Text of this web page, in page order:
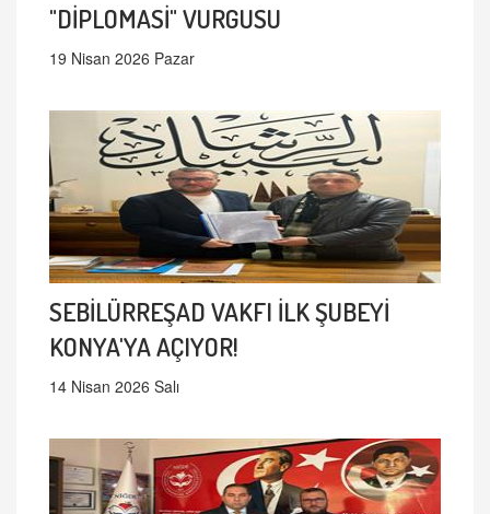
"DİPLOMASİ" VURGUSU
19 Nisan 2026 Pazar
SEBİLÜRREŞAD VAKFI İLK ŞUBEYİ
KONYA'YA AÇIYOR!
14 Nisan 2026 Salı